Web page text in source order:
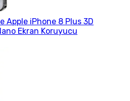
Apple iPhone 8 Plus 3D
Ekran Koruyucu